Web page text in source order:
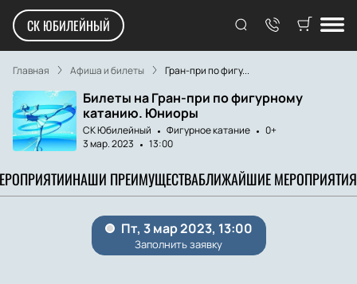
СК ЮБИЛЕЙНЫЙ
Главная Афиша и билеты Гран-при по фигу...
Билеты на Гран-при по фигурному
катанию. Юниоры
СК Юбилейный Фигурное катание
0+
3 мар. 2023
13:00
НАШИ ПРЕИМУЩЕСТВАБЛИЖАЙШИЕ МЕРОПРИЯТИЯ